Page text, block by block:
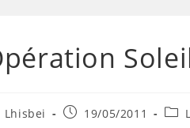
Lhisbei 19/05/2011